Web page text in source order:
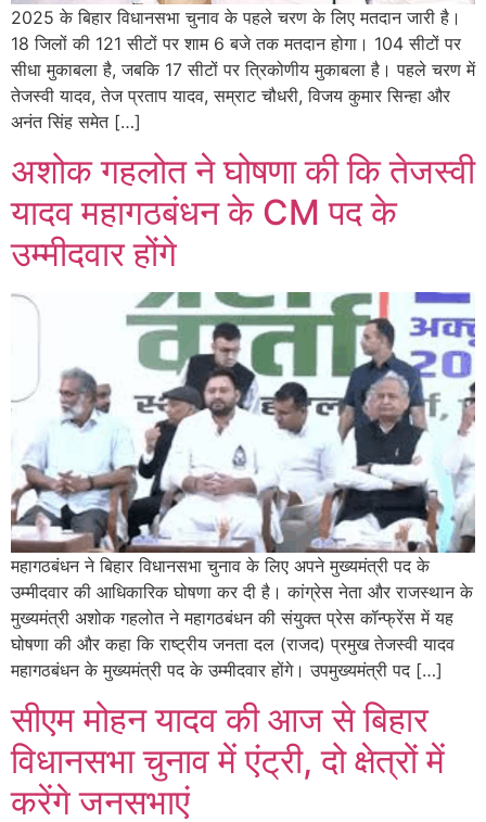
2025 के बिहार विधानसभा चुनाव के पहले चरण के लिए मतदान जारी है।
18 जिलों की 121 सीटों पर शाम 6 बजे तक मतदान होगा। 104 सीटों पर
सीधा मुकाबला है, जबकि 17 सीटों पर त्रिकोणीय मुकाबला है। पहले चरण में
तेजस्वी यादव, तेज प्रताप यादव, सम्राट चौधरी, विजय कुमार सिन्हा और
अनंत सिंह समेत […]
अशोक गहलोत ने घोषणा की कि तेजस्वी
यादव महागठबंधन के CM पद के
उम्मीदवार होंगे
महागठबंधन ने बिहार विधानसभा चुनाव के लिए अपने मुख्यमंत्री पद के
उम्मीदवार की आधिकारिक घोषणा कर दी है। कांग्रेस नेता और राजस्थान के
मुख्यमंत्री अशोक गहलोत ने महागठबंधन की संयुक्त प्रेस कॉन्फ्रेंस में यह
घोषणा की और कहा कि राष्ट्रीय जनता दल (राजद) प्रमुख तेजस्वी यादव
महागठबंधन के मुख्यमंत्री पद के उम्मीदवार होंगे। उपमुख्यमंत्री पद […]
सीएम मोहन यादव की आज से बिहार
विधानसभा चुनाव में एंट्री, दो क्षेत्रों में
करेंगे जनसभाएं